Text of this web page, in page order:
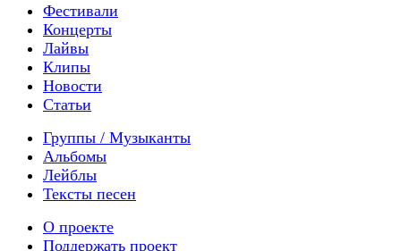
Фестивали
Концерты
Лайвы
Клипы
Новости
Статьи
Группы / Музыканты
Альбомы
Лейблы
Тексты песен
О проекте
Поддержать проект